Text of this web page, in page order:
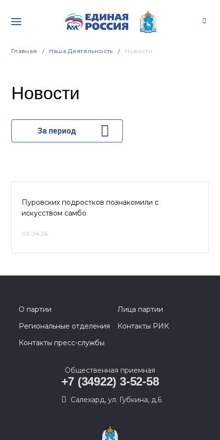
Главная Наша Деятельность Новости
Новости
За период
Пуровских подростков познакомили с
искусством самбо
03.04.26
О партии
Лица партии
Региональные отделения
Контакты РИК
Контакты пресс-службы
Общественная приемная
+7 (34922) 3-52-58
Салехард, ул. Губкина, д.6